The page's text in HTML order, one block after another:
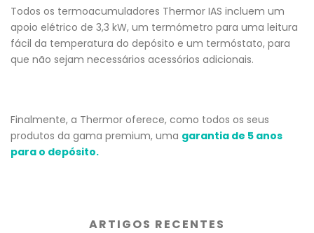
Todos os termoacumuladores Thermor IAS incluem um
apoio elétrico de 3,3 kW, um termómetro para uma leitura
fácil da temperatura do depósito e um termóstato, para
que não sejam necessários acessórios adicionais.
Finalmente, a Thermor oferece, como todos os seus
produtos da gama premium, uma garantia de 5 anos
para o depósito.
ARTIGOS RECENTES